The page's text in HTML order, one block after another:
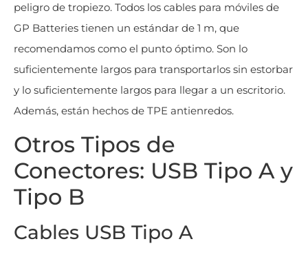
peligro de tropiezo. Todos los cables para móviles de
GP Batteries tienen un estándar de 1 m, que
recomendamos como el punto óptimo. Son lo
suficientemente largos para transportarlos sin estorbar
y lo suficientemente largos para llegar a un escritorio.
Además, están hechos de TPE antienredos.
Otros Tipos de
Conectores: USB Tipo A y
Tipo B
Cables USB Tipo A